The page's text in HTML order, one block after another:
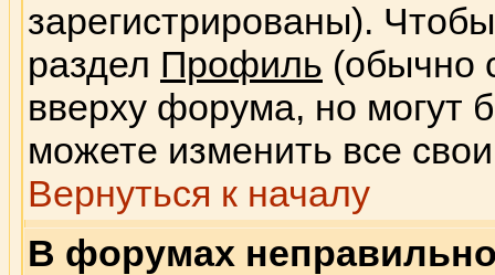
зарегистрированы).
раздел Профиль (обычно
вверху форума, но могут
можете изменить все
Вернуться к началу
В форумах